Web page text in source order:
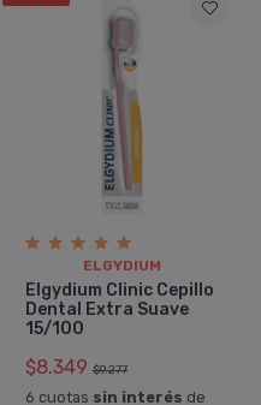
ELGYDIUM
Elgydium Clinic Cepillo
Dental Extra Suave
15/100
$8.349 $9.277
6 cuotas sin interés de